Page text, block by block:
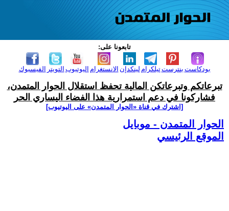
تابعونا على:
الفيسبوك التويتر اليوتيوب الانستغرام لينكدإن تيلكرامبنترست بودكاست
تبرعاتكم وتبرعاتكن المالية تحفظ استقلال الحوار المتمدن،
فشاركونا في دعم استمرارية هذا الفضاء اليساري الحر
[اشترك في قناة ‫«الحوار المتمدن» على اليوتيوب]
الحوار المتمدن - موبايل
الموقع الرئيسي